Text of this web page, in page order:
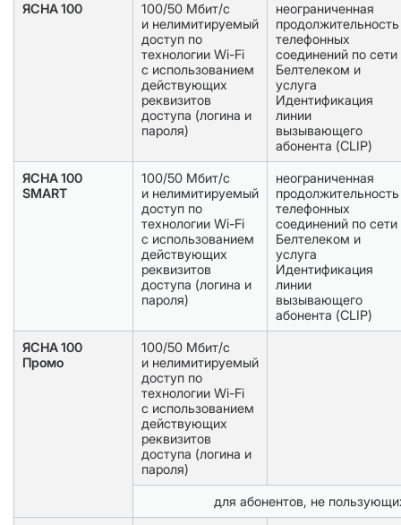
ЯСНА 100
100/50 Мбит/с
и нелимитируемый
доступ по
технологии Wi-Fi
с использованием
действующих
реквизитов
доступа (логина и
пароля)
неограниченная
продолжительность
телефонных
соединений по сети
Белтелеком и
услуга
Идентификация
линии
вызывающего
абонента (CLIP)
ЯСНА 100
SMART
100/50 Мбит/с
и нелимитируемый
доступ по
технологии Wi-Fi
с использованием
действующих
реквизитов
доступа (логина и
пароля)
неограниченная
продолжительность
телефонных
соединений по сети
Белтелеком и
услуга
Идентификация
линии
вызывающего
абонента (CLIP)
ЯСНА 100
Промо
100/50 Мбит/с
и нелимитируемый
доступ по
технологии Wi-Fi
с использованием
действующих
реквизитов
доступа (логина и
пароля)
для абонентов, не